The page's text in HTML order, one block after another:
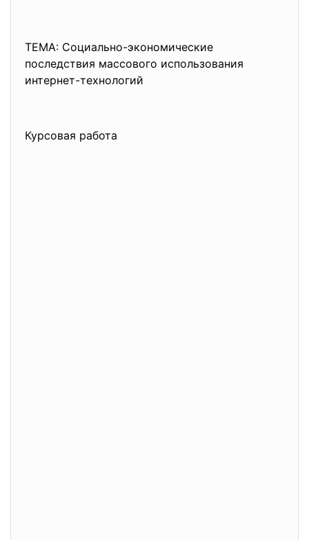
ТЕМА: Социально-экономические
последствия массового использования
интернет-технологий
Курсовая работа